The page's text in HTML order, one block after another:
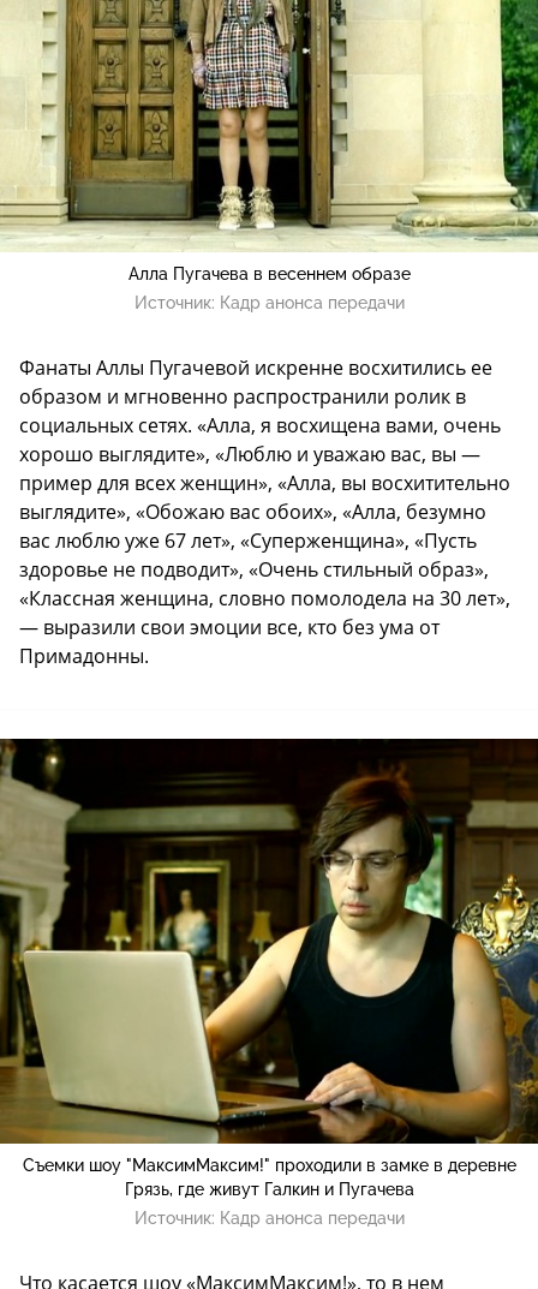
Алла Пугачева в весеннем образе
Источник: Кадр анонса передачи
Фанаты Аллы Пугачевой искренне восхитились ее
образом и мгновенно распространили ролик в
социальных сетях. «Алла, я восхищена вами, очень
хорошо выглядите», «Люблю и уважаю вас, вы —
пример для всех женщин», «Алла, вы восхитительно
выглядите», «Обожаю вас обоих», «Алла, безумно
вас люблю уже 67 лет», «Суперженщина», «Пусть
здоровье не подводит», «Очень стильный образ»,
«Классная женщина, словно помолодела на 30 лет»,
— выразили свои эмоции все, кто без ума от
Примадонны.
Съемки шоу "МаксимМаксим!" проходили в замке в деревне
Грязь, где живут Галкин и Пугачева
Источник: Кадр анонса передачи
Что касается шоу «МаксимМаксим!», то в нем